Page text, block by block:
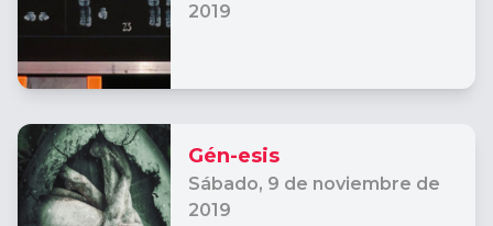
2019
Gén-esis
Sábado, 9 de noviembre de
2019